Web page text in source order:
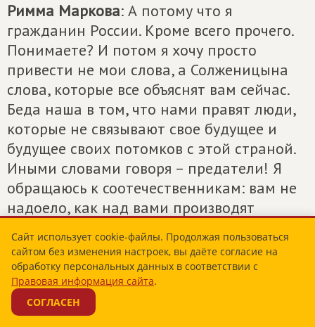
Римма Маркова: А потому что я
гражданин России. Кроме всего прочего.
Понимаете? И потом я хочу просто
привести не мои слова, а Солженицына
слова, которые все объяснят вам сейчас.
Беда наша в том, что нами правят люди,
которые не связывают свое будущее и
будущее своих потомков с этой страной.
Иными словами говоря – предатели! Я
обращаюсь к соотечественникам: вам не
надоело, как над вами производят
езжу по городам, и я вижу, как живут
люди. Это не жизнь, это выживание. И ему
легче выпить стеклоочиститель, чтобы ни
черта не думать! Поэтому я обращаюсь к
Сайт использует cookie-файлы. Продолжая пользоваться
сайтом без изменения настроек, вы даёте согласие на
обработку персональных данных в соответствии с
Правовая информация сайта.
СОГЛАСЕН